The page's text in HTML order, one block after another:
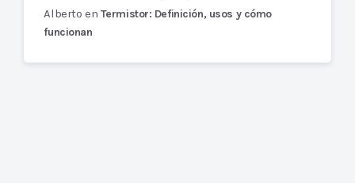
Alberto en Termistor: Definición, usos y cómo
funcionan